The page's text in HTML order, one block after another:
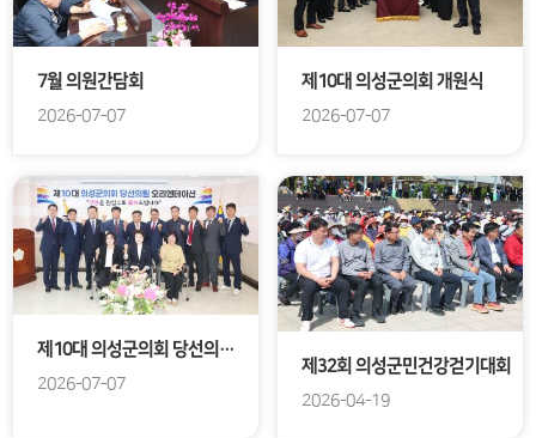
7월 의원간담회
2026-07-07
제10대 의성군의회 개원식
2026-07-07
제10대 의성군의회 당선의원 오리엔테이션
2026-07-07
제32회 의성군민건강걷기대회
2026-04-19